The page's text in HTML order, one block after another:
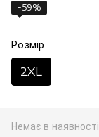
−59%
Розмір
2XL
Немає в наявності